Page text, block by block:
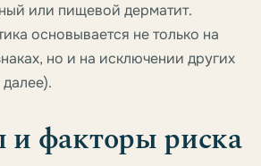
или пищевой дерматит.
основывается не только на
но и на исключении других
факторы риска